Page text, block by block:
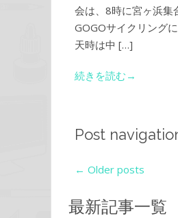
会は、8時に宮ヶ浜集
GOGOサイクリング
天時は中 […]
続きを読む→
Post
← Older posts
最新記事一覧